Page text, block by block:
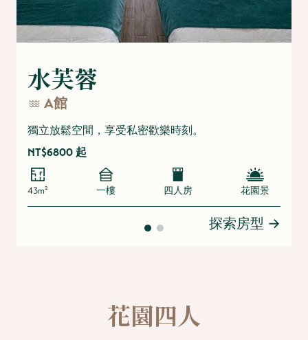
水芙蓉
A館
獨立放鬆空間，享受私密歡樂時刻。
NT$6800 起
43m² 一樓 四人房 花園景
探索房型 →
花園四人